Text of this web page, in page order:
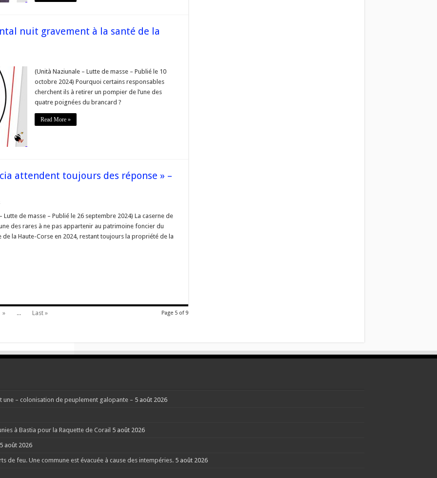
nuit gravement à la santé de la
»
(Unità Naziunale – Lutte de masse – Publié le 10
octobre 2024) Pourquoi certains responsables
cherchent ils à retirer un pompier de l’une des
quatre poignées du brancard ?
Read More »
attendent toujours des réponse » –
sur
pompiers
Ghisonaccia
attendent
toujours
Lutte de masse – Publié le 26 septembre 2024) La caserne de
des rares à ne pas appartenir au patrimoine foncier du
de la Haute-Corse en 2024, restant toujours la propriété de la
Page 5 of 9
» ... Last »
une – colonisation de peuplement galopante – 5 août 2026
à Bastia pour la Raquette de Corail 5 août 2026
5 août 2026
de feu. Une commune est évacuée à cause des intempéries. 5 août 2026